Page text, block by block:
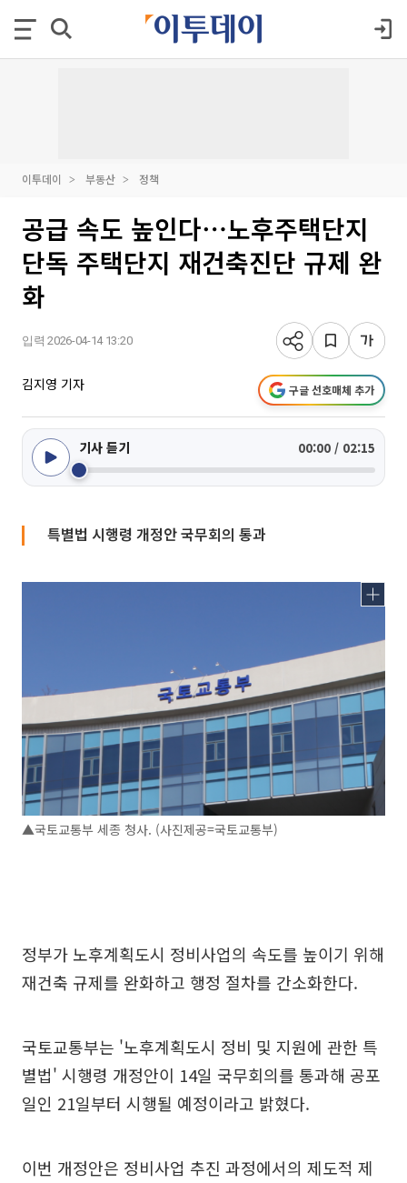
이투데이 부동산 정책
공급 속도 높인다⋯노후주택단지
단독 주택단지 재건축진단 규제 완
화
입력 2026-04-14 13:20
김지영 기자 구글 선호매체 추가
기사 듣기 00:00 / 02:15
특별법 시행령 개정안 국무회의 통과
▲국토교통부 세종 청사. (사진제공=국토교통부)
정부가 노후계획도시 정비사업의 속도를 높이기 위해
재건축 규제를 완화하고 행정 절차를 간소화한다.
국토교통부는 '노후계획도시 정비 및 지원에 관한 특
별법' 시행령 개정안이 14일 국무회의를 통과해 공포
일인 21일부터 시행될 예정이라고 밝혔다.
이번 개정안은 정비사업 추진 과정에서의 제도적 제